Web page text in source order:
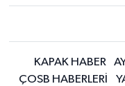
KAPAK HABER
ÇOSB HABERLERİ